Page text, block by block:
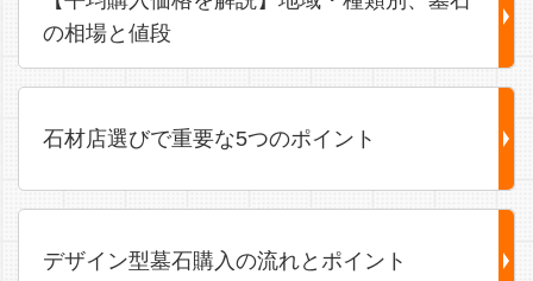
の相場と値段
石材店選びで重要な5つのポイント
デザイン型墓石購入の流れとポイント